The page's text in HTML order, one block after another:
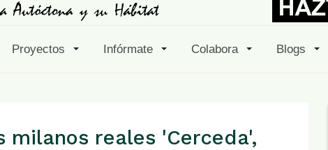
Proyectos Infórmate Colabora Blogs
milanos reales 'Cerceda',